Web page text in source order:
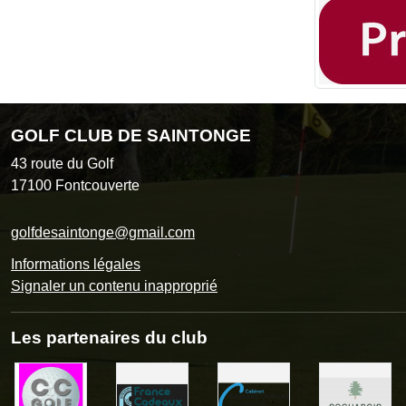
GOLF CLUB DE SAINTONGE
43 route du Golf
17100 Fontcouverte
golfdesaintonge@gmail.com
Informations légales
Signaler un contenu inapproprié
Les partenaires du club